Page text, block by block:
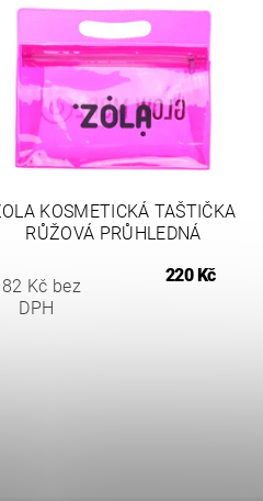
KOSMETICKÁ TAŠTIČKA
RŮŽOVÁ PRŮHLEDNÁ
Kč bez
DPH
220 Kč